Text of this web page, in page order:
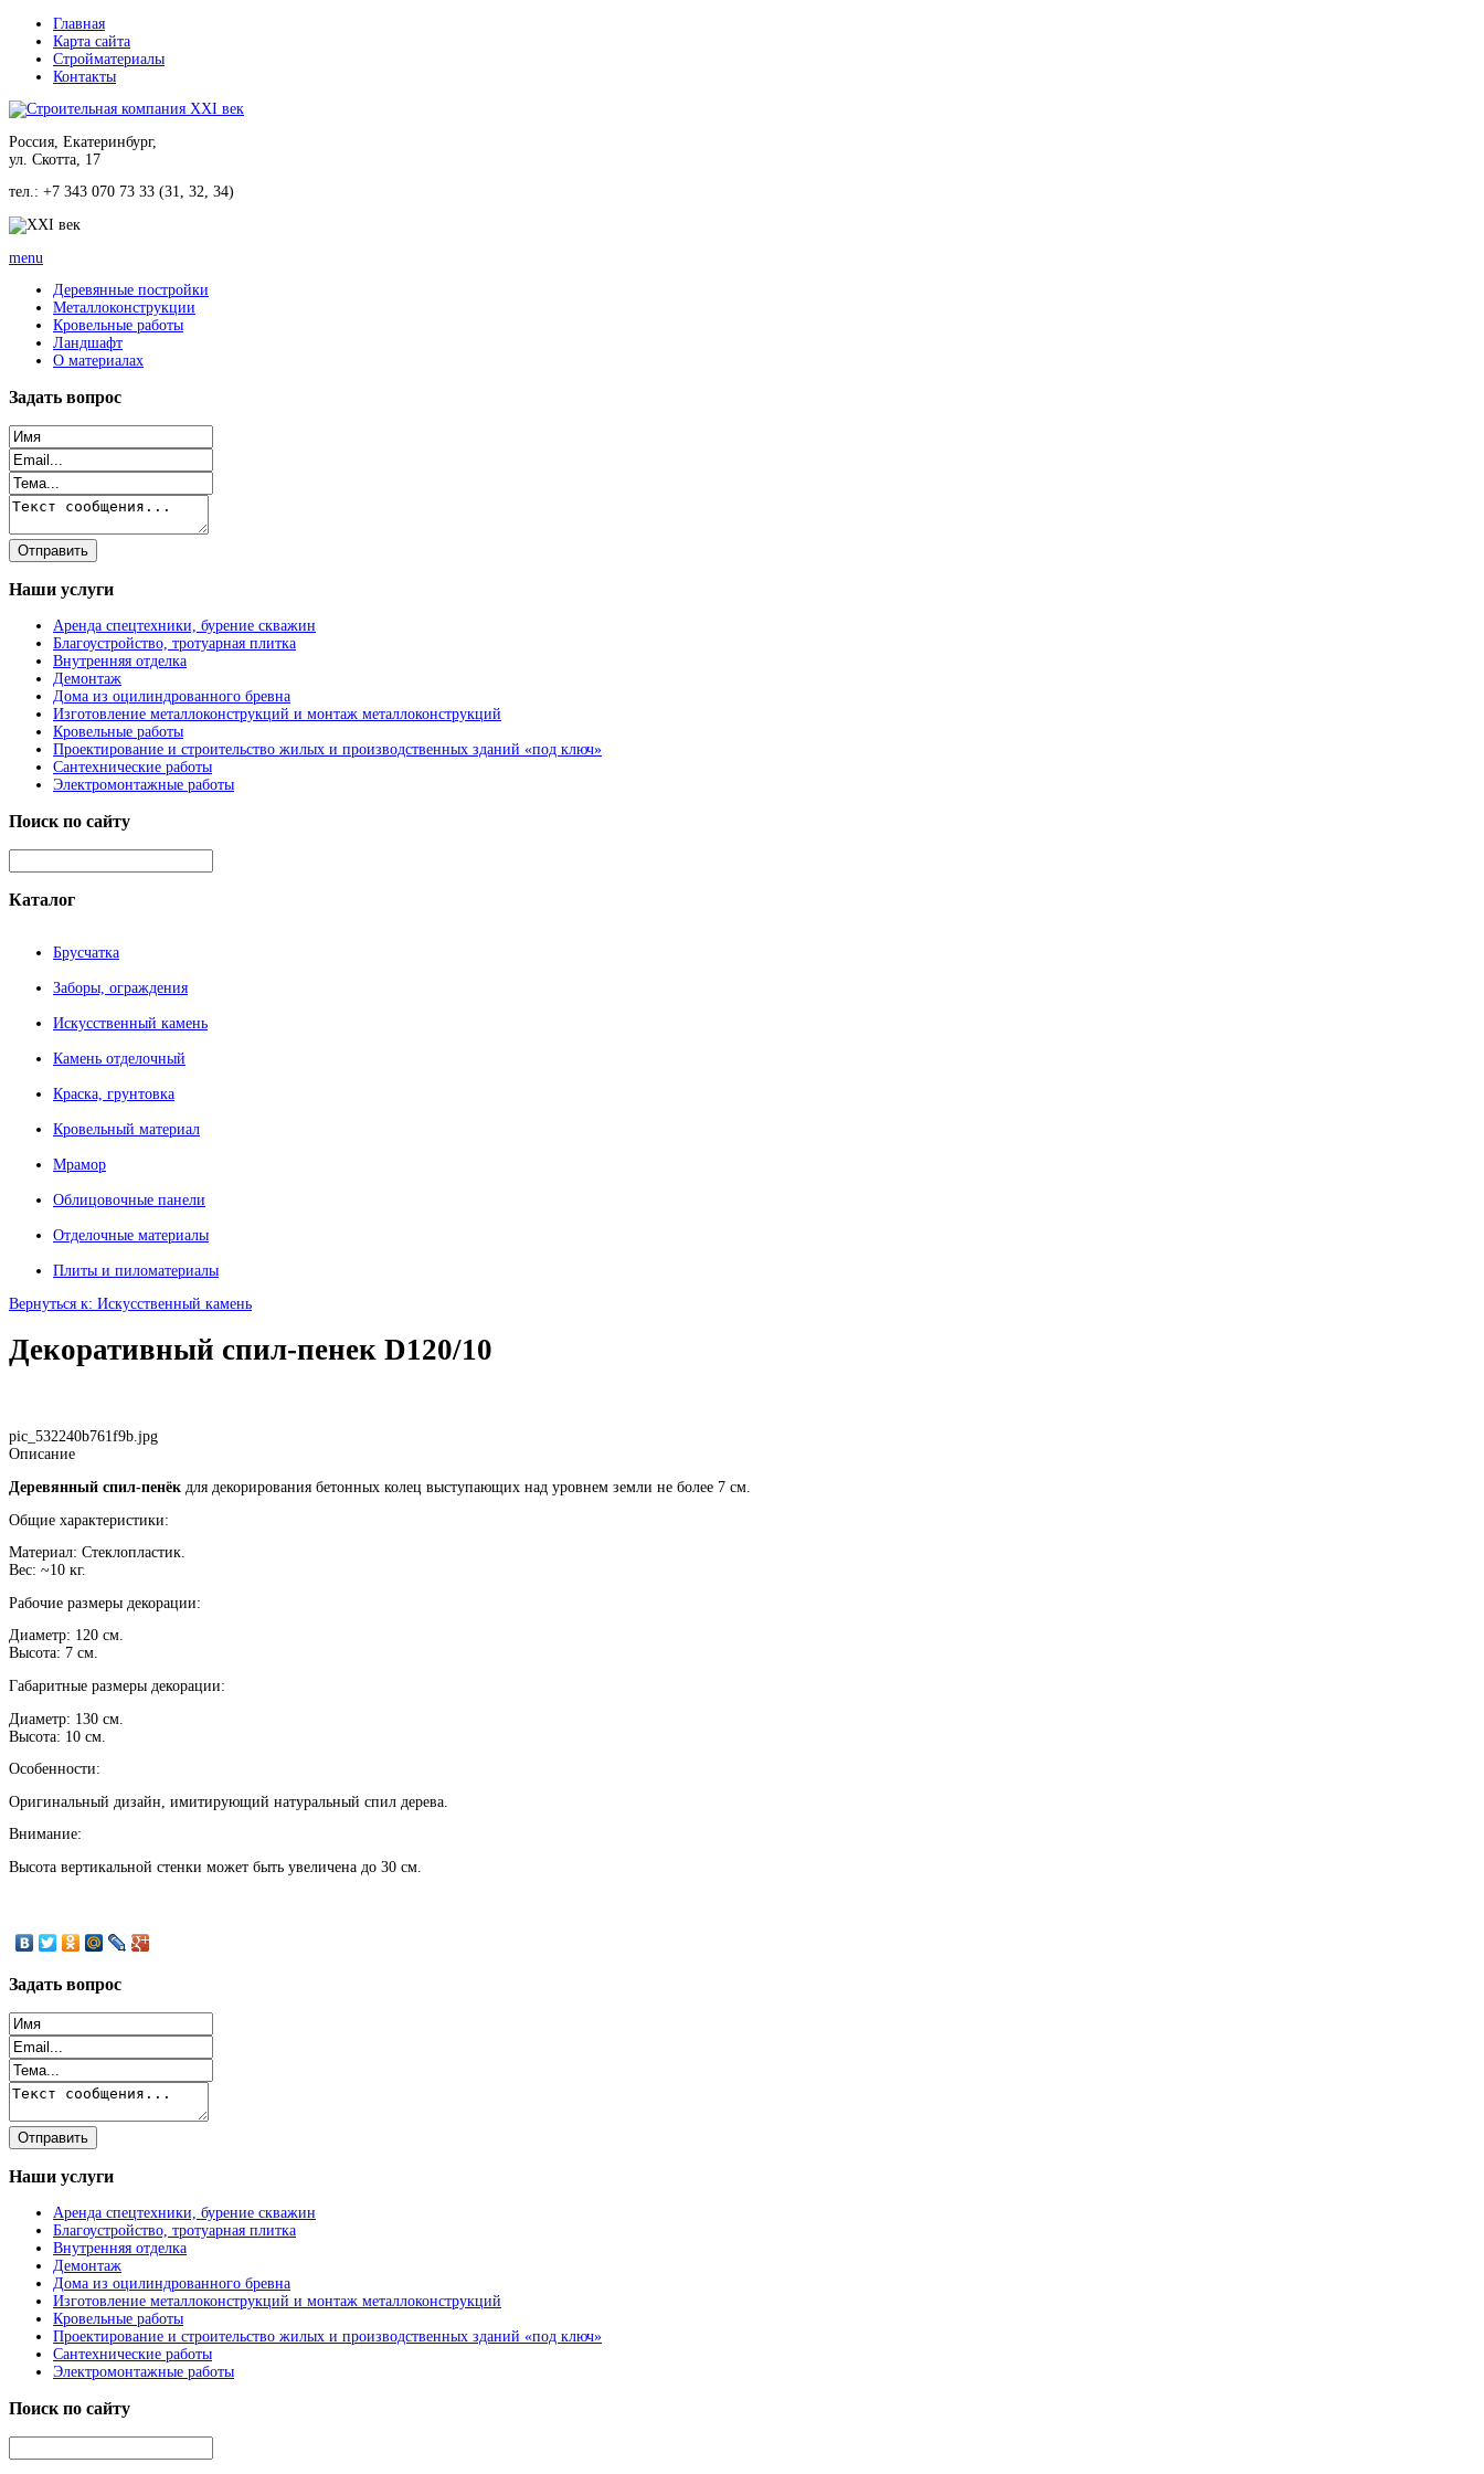
Главная
Карта сайта
Стройматериалы
Контакты
Россия, Екатеринбург,
ул. Скотта, 17
тел.: +7 343 070 73 33 (31, 32, 34)
menu
Деревянные постройки
Металлоконструкции
Кровельные работы
Ландшафт
О материалах
Задать вопрос
Наши услуги
Аренда спецтехники, бурение скважин
Благоустройство, тротуарная плитка
Внутренняя отделка
Демонтаж
Дома из оцилиндрованного бревна
Изготовление металлоконструкций и монтаж металлоконструкций
Кровельные работы
Проектирование и строительство жилых и производственных зданий «под ключ»
Сантехнические работы
Электромонтажные работы
Поиск по сайту
Каталог
Брусчатка
Заборы, ограждения
Искусственный камень
Камень отделочный
Краска, грунтовка
Кровельный материал
Мрамор
Облицовочные панели
Отделочные материалы
Плиты и пиломатериалы
Вернуться к: Искусственный камень
Декоративный спил-пенек D120/10
pic_532240b761f9b.jpg
Описание
Деревянный спил-пенёк для декорирования бетонных колец выступающих над уровнем земли не более 7 см.
Общие характеристики:
Материал: Стеклопластик.
Вес: ~10 кг.
Рабочие размеры декорации:
Диаметр: 120 см.
Высота: 7 см.
Габаритные размеры декорации:
Диаметр: 130 см.
Высота: 10 см.
Особенности:
Оригинальный дизайн, имитирующий натуральный спил дерева.
Внимание:
Высота вертикальной стенки может быть увеличена до 30 см.
Задать вопрос
Наши услуги
Аренда спецтехники, бурение скважин
Благоустройство, тротуарная плитка
Внутренняя отделка
Демонтаж
Дома из оцилиндрованного бревна
Изготовление металлоконструкций и монтаж металлоконструкций
Кровельные работы
Проектирование и строительство жилых и производственных зданий «под ключ»
Сантехнические работы
Электромонтажные работы
Поиск по сайту